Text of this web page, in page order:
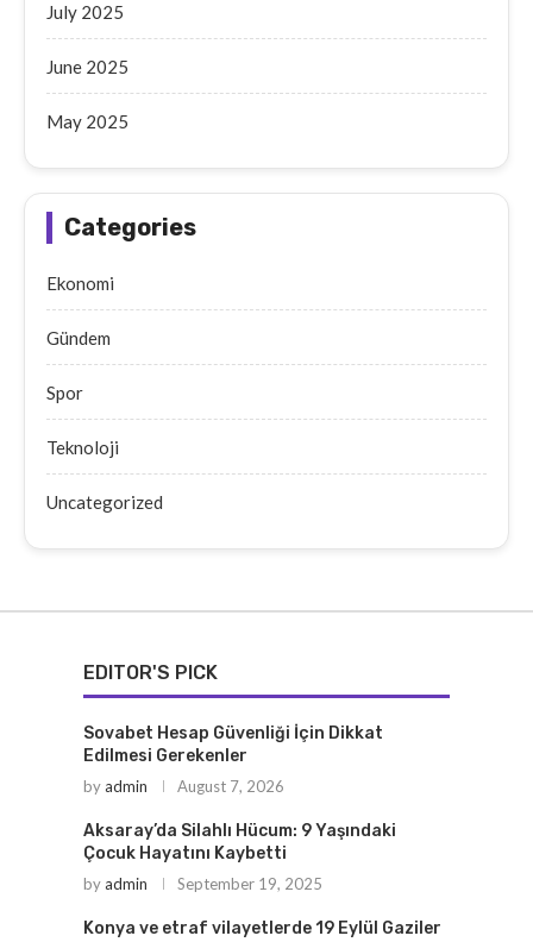
July 2025
June 2025
May 2025
Categories
Ekonomi
Gündem
Spor
Teknoloji
Uncategorized
EDITOR'S PICK
Sovabet Hesap Güvenliği İçin Dikkat
Edilmesi Gerekenler
byadmin August 7, 2026
Aksaray’da Silahlı Hücum: 9 Yaşındaki
Çocuk Hayatını Kaybetti
byadmin September 19, 2025
Konya ve etraf vilayetlerde 19 Eylül Gaziler